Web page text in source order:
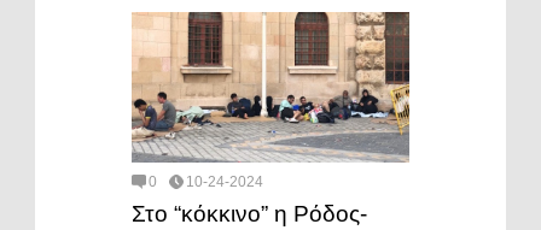
0 10-24-2024
Στο “κόκκινο” η Ρόδος-